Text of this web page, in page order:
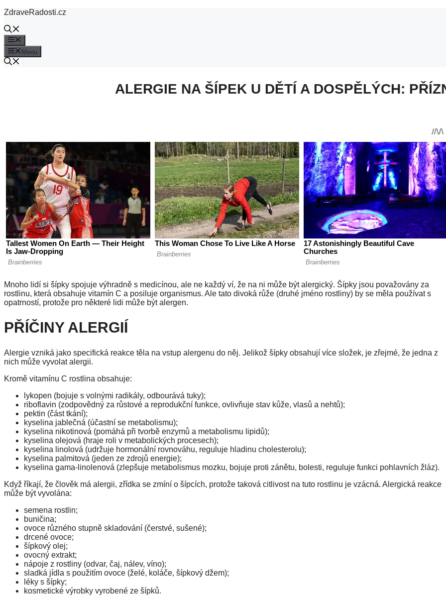
Přeskočit
obsah
ZdraveRadosti.cz
Menu
ALERGIE NA ŠÍPEK U DĚTÍ A DOSPĚLÝCH:
Mnoho lidí si šípky spojuje výhradně s medicínou, ale ne každý ví, že na ni může být alergický. Šípky jsou považovány za
rostlinu, která obsahuje vitamín C a posiluje organismus. Ale tato divoká růže (druhé jméno rostliny) by se měla používat s
opatrností, protože pro některé lidi může být alergen.
PŘÍČINY ALERGIÍ
Alergie vzniká jako specifická reakce těla na vstup alergenu do něj. Jelikož šípky obsahují více složek, je zřejmé, že jedna z
nich může vyvolat alergii.
Kromě vitamínu C rostlina obsahuje:
lykopen (bojuje s volnými radikály, odbourává tuky);
riboflavin (zodpovědný za růstové a reprodukční funkce, ovlivňuje stav kůže, vlasů a nehtů);
pektin (část tkání);
kyselina jablečná (účastní se metabolismu);
kyselina nikotinová (pomáhá při tvorbě enzymů a metabolismu lipidů);
kyselina olejová (hraje roli v metabolických procesech);
kyselina linolová (udržuje hormonální rovnováhu, reguluje hladinu cholesterolu);
kyselina palmitová (jeden ze zdrojů energie);
kyselina gama-linolenová (zlepšuje metabolismus mozku, bojuje proti zánětu, bolesti, reguluje funkci pohlavních žláz).
Když říkají, že člověk má alergii, zřídka se zmíní o šípcích, protože taková citlivost na tuto rostlinu je vzácná. Alergická reakce
může být vyvolána:
semena rostlin;
buničina;
ovoce různého stupně skladování (čerstvé, sušené);
drcené ovoce;
šípkový olej;
ovocný extrakt;
nápoje z rostliny (odvar, čaj, nálev, víno);
sladká jídla s použitím ovoce (želé, koláče, šípkový džem);
léky s šípky;
kosmetické výrobky vyrobené ze šípků.